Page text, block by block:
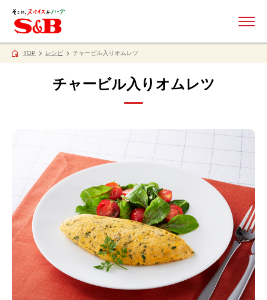
TOP レシピ チャービル入りオムレツ
チャービル入りオムレツ